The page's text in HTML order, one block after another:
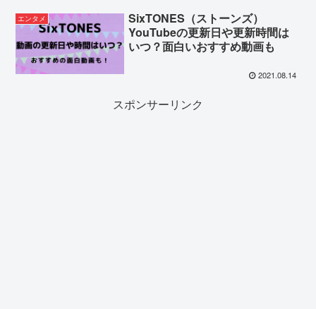
エンタメ
SixTONES（ストーンズ）
YouTubeの更新日や更新時間は
いつ？面白いおすすめ動画も
2021.08.14
スポンサーリンク